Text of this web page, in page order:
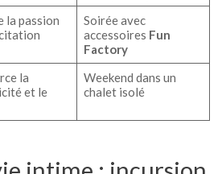
la passion
Soirée avec
accessoires Fun
Factory
la
et le
Weekend dans un
chalet isolé